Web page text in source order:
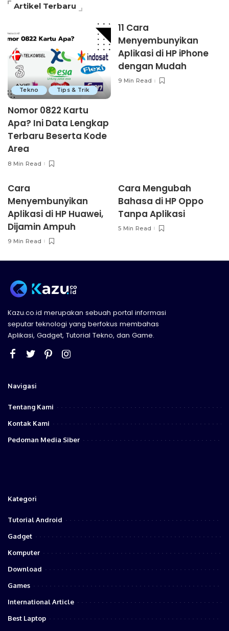
Artikel Terbaru
Tekno Tips & Trik
Nomor 0822 Kartu
Apa? Ini Data Lengkap
Terbaru Beserta Kode
Area
8 Min Read
11 Cara
Menyembunyikan
Aplikasi di HP iPhone
dengan Mudah
9 Min Read
Cara
Menyembunyikan
Aplikasi di HP Huawei,
Dijamin Ampuh
9 Min Read
Cara Mengubah
Bahasa di HP Oppo
Tanpa Aplikasi
5 Min Read
Kazu.co.id merupakan sebuah portal informasi
seputar teknologi yang berfokus membahas
Aplikasi, Gadget, Tutorial Tekno, dan Game.
Navigasi
Tentang Kami
Kontak Kami
Pedoman Media Siber
Kategori
Tutorial Android
Gadget
Komputer
Download
Games
International Article
Best Laptop